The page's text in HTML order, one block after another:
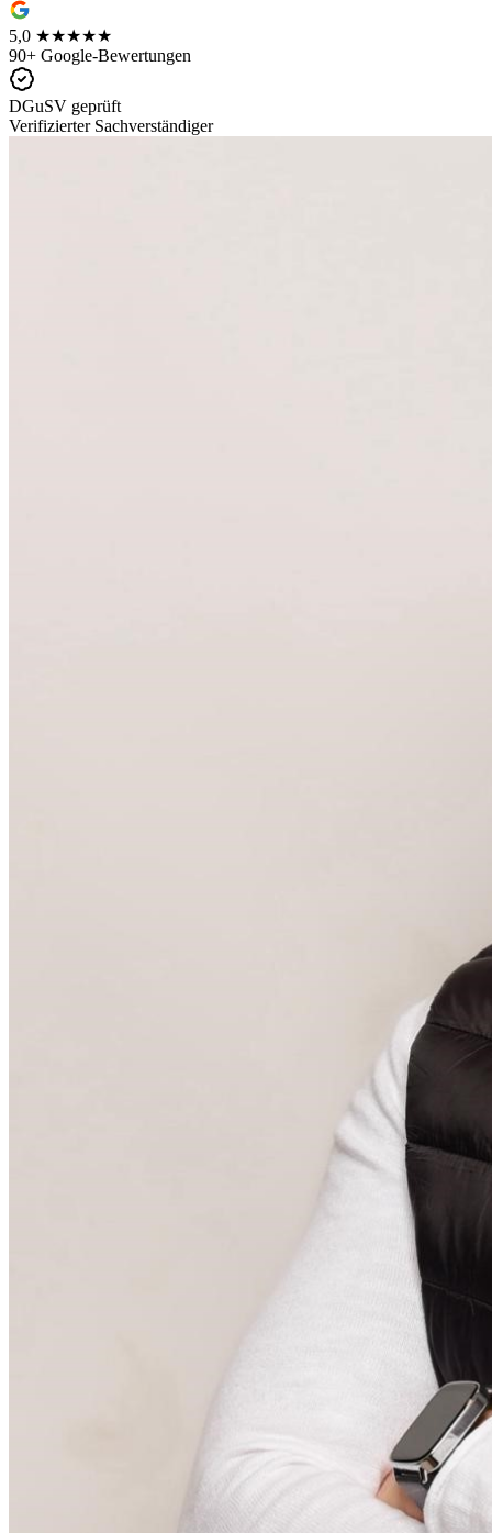
5,0 ★★★★★
90+ Google-Bewertungen
DGuSV geprüft
Verifizierter Sachverständiger